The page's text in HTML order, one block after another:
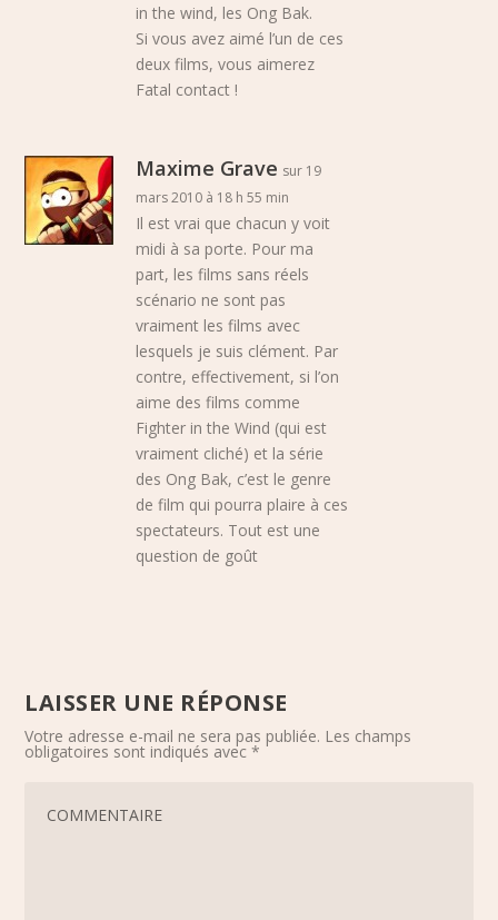
in the wind, les Ong Bak.
Si vous avez aimé l’un de ces
deux films, vous aimerez
Fatal contact !
Maxime Grave sur 19
mars 2010 à 18 h 55 min
Il est vrai que chacun y voit
midi à sa porte. Pour ma
part, les films sans réels
scénario ne sont pas
vraiment les films avec
lesquels je suis clément. Par
contre, effectivement, si l’on
aime des films comme
Fighter in the Wind (qui est
vraiment cliché) et la série
des Ong Bak, c’est le genre
de film qui pourra plaire à ces
spectateurs. Tout est une
question de goût
LAISSER UNE RÉPONSE
Votre adresse e-mail ne sera pas publiée. Les champs
obligatoires sont indiqués avec*